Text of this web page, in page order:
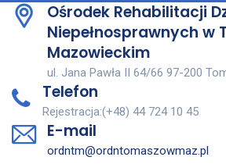
Ośrodek Rehabilitacji
Niepełnosprawnych w
Mazowieckim
ul. Jana Pawła II 64/66 97-200
Telefon
Rejestracja:(+48) 44 724 10 45
E-mail
ordntm@ordntomaszowmaz.pl